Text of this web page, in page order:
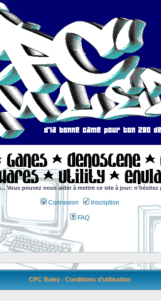
Vous pouvez nous aider à mettre ce site à jour: n'hésitez
Connexion Inscription
FAQ
CPC Rulez - Conditions d’utilisation